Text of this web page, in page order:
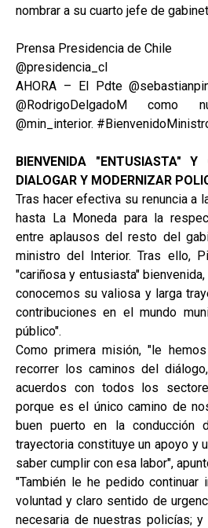
nombrar a su cuarto jefe de
Prensa Presidencia de Chile
@presidencia_cl
AHORA – El Pdte
@RodrigoDelgadoM
@min_interior.
BIENVENIDA "ENTUSIASTA"
DIALOGAR Y MODERNIZAR
Tras hacer efectiva su renuncia a
hasta La Moneda para la
entre aplausos del resto del
ministro del Interior. Tras ello,
"cariñosa y entusiasta"
conocemos su valiosa y larga
contribuciones en el mundo
público".
Como primera misión, "le
recorrer los caminos del
acuerdos con todos los
porque es el único camino de
buen puerto en la conducción
trayectoria constituye un apoyo y
saber cumplir con esa labor",
"También le he pedido continuar
voluntad y claro sentido de
necesaria de nuestras policías; y